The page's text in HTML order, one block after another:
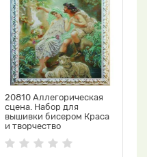
20810 Аллегорическая
сцена. Набор для
вышивки бисером Краса
и творчество